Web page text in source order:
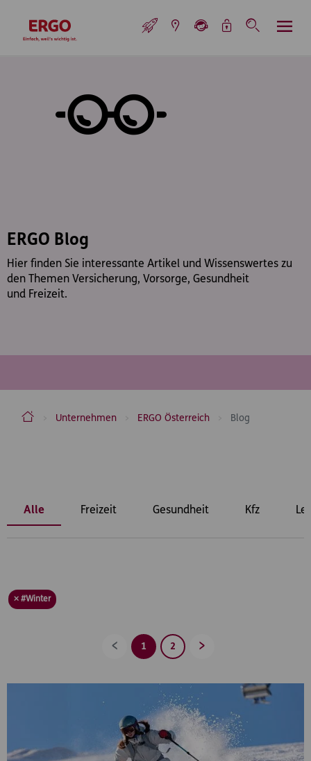
zur Startseite
ERGO Blog
Hier finden Sie interessante Artikel und Wissenswertes zu
den Themen Versicherung, Vorsorge, Gesundheit
und Freizeit.
ERGO Versicherung Aktiengesellschaft
Unternehmen ERGO Österreich Blog
Alle Freizeit Gesundheit Kfz
× #Winter
Zurück1 2 Vorwärts